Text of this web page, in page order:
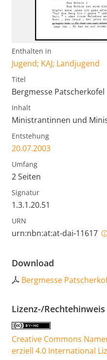
Enthalten in
Jugend; KAJ; Landjugend
Titel
Bergmesse Patscherkofel
Inhalt
Ministrantinnen und
Entstehung
20.07.2003
Umfang
2 Seiten
Signatur
1.3.1.20.51
URN
urn:nbn:at:at-dai-11617
Download
Bergmesse
Lizenz-/Rechtehinweis
Creative Commons
erziell 4.0 International